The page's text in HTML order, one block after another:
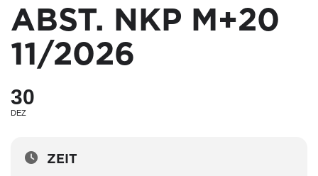
ABST. NKP M+20
11/2026
30
DEZ
ZEIT